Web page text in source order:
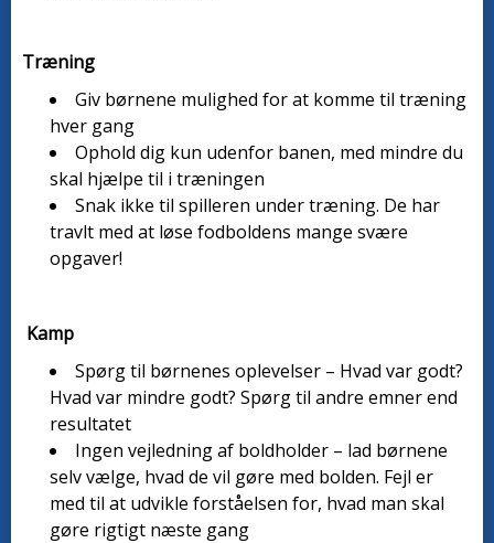
Træning
Giv børnene mulighed for at komme til træning
hver gang
Ophold dig kun udenfor banen, med mindre du
skal hjælpe til i træningen
Snak ikke til spilleren under træning. De har
travlt med at løse fodboldens mange svære
opgaver!
Kamp
Spørg til børnenes oplevelser – Hvad var godt?
Hvad var mindre godt? Spørg til andre emner end
resultatet
Ingen vejledning af boldholder – lad børnene
selv vælge, hvad de vil gøre med bolden. Fejl er
med til at udvikle forståelsen for, hvad man skal
gøre rigtigt næste gang